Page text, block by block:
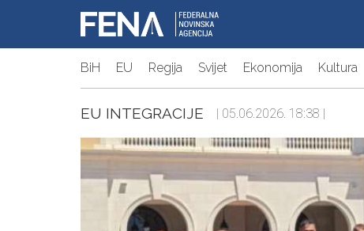
BiH EU Regija Svijet Ekonomija Kultura
EU INTEGRACIJE | 05.06.2026. 18:38 |